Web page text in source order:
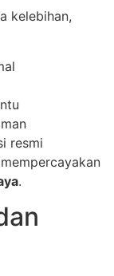
kelebihan,
resmi
.